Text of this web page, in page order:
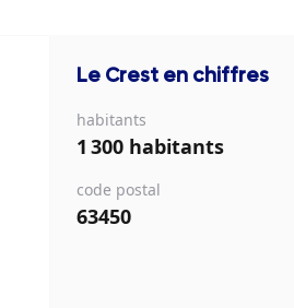
Le Crest en chiffres
habitants
1 300 habitants
code postal
63450